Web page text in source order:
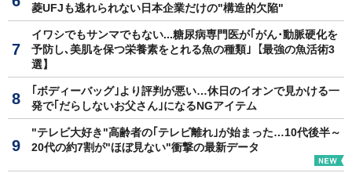
菱UFJも逃れられない日本企業だけの"構造的欠陥"
イワシでもサンマでもない...糖尿病専門医が｢がん･動脈硬化を
予防し､美肌を保つ栄養素をとれる魚の種類｣【最強の魚活術3
選】
｢ボディーバッグ｣より評判が悪い…休日のイオンで見かける一
発で｢だらしないお父さん｣になるNGアイテム
"テレビ大好き"高齢者の｢テレビ離れ｣が始まった…10代後半～
20代の約7割が"ほぼ見ない"衝撃の最新データ